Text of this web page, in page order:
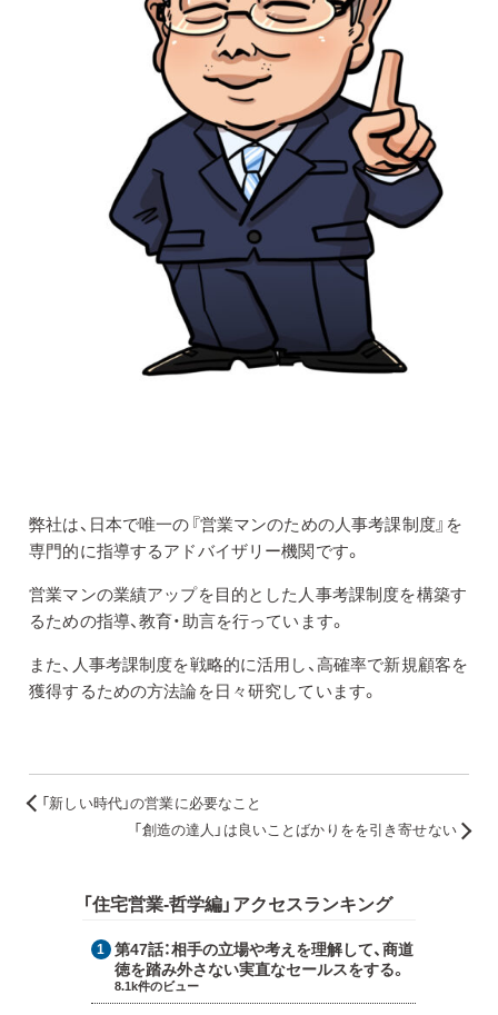
弊社は、日本で唯一の『営業マンのための人事考課制度』を
専門的に指導するアドバイザリー機関です。
営業マンの業績アップを目的とした人事考課制度を構築す
るための指導、教育・助言を行っています。
また、人事考課制度を戦略的に活用し、高確率で新規顧客を
獲得するための方法論を日々研究しています。
「新しい時代」の営業に必要なこと
「創造の達人」は良いことばかりをを引き寄せない
「住宅営業-哲学編」アクセスランキング
第47話：相手の立場や考えを理解して、商道
徳を踏み外さない実直なセールスをする。
8.1k件のビュー